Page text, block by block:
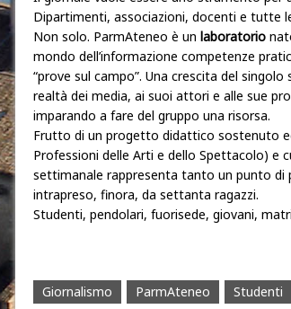
Dipartimenti, associazioni, docenti e tutte
Non solo. ParmAteneo è un laboratorio
mondo dell’informazione competenze
“prove sul campo”. Una crescita del
realtà dei media, ai suoi attori e alle sue
imparando a fare del gruppo una risorsa.
Frutto di un progetto didattico sostenuto
Professioni delle Arti e dello Spettacolo) e
settimanale rappresenta tanto un punto di
intrapreso, finora, da settanta ragazzi.
Studenti, pendolari, fuorisede, giovani,
Giornalismo ParmAteneo Studenti